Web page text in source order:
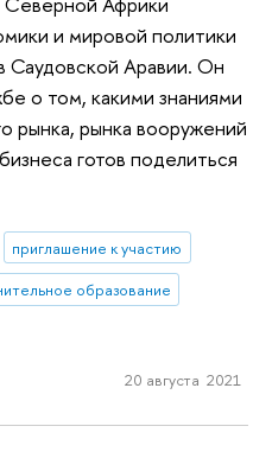
и мировой политики
Саудовской Аравии. Он
о том, какими знаниями
рынка, рынка вооружений
готов поделиться
приглашение к участию
образование
20 августа 2021